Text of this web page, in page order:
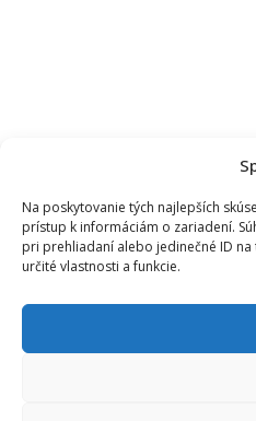
Na poskytovanie tých najlepších
prístup k informáciám o zariadení.
pri prehliadaní alebo jedinečné ID
určité vlastnosti a funkcie.